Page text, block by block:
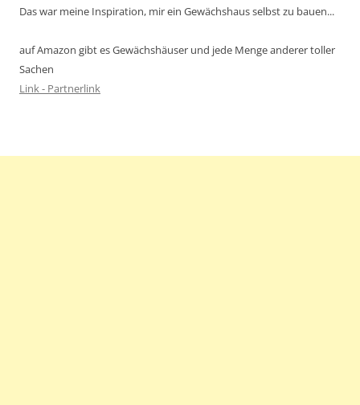
Das war meine Inspiration, mir ein Gewächshaus selbst zu bauen...
auf Amazon gibt es Gewächshäuser und jede Menge anderer toller
Sachen
Link - Partnerlink